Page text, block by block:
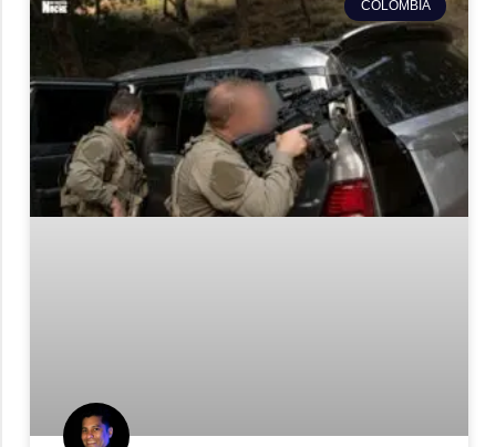
COLOMBIA